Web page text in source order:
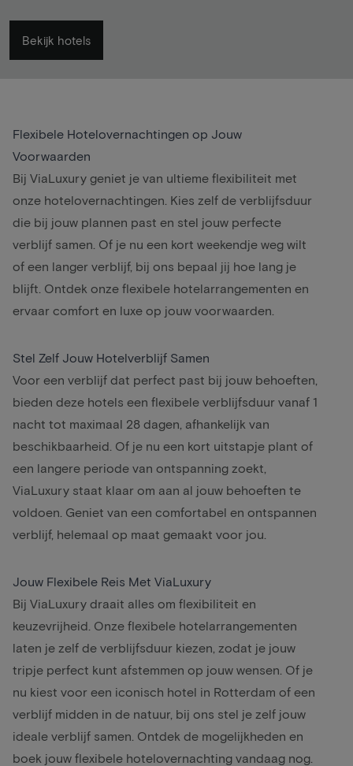
Bekijk hotels
Flexibele Hotelovernachtingen op Jouw
Voorwaarden
Bij ViaLuxury geniet je van ultieme flexibiliteit met
onze hotelovernachtingen. Kies zelf de verblijfsduur
die bij jouw plannen past en stel jouw perfecte
verblijf samen. Of je nu een kort weekendje weg wilt
of een langer verblijf, bij ons bepaal jij hoe lang je
blijft. Ontdek onze flexibele hotelarrangementen en
ervaar comfort en luxe op jouw voorwaarden.
Stel Zelf Jouw Hotelverblijf Samen
Voor een verblijf dat perfect past bij jouw behoeften,
bieden deze hotels een flexibele verblijfsduur vanaf 1
nacht tot maximaal 28 dagen, afhankelijk van
beschikbaarheid. Of je nu een kort uitstapje plant of
een langere periode van ontspanning zoekt,
ViaLuxury staat klaar om aan al jouw behoeften te
voldoen. Geniet van een comfortabel en ontspannen
verblijf, helemaal op maat gemaakt voor jou.
Jouw Flexibele Reis Met ViaLuxury
Bij ViaLuxury draait alles om flexibiliteit en
keuzevrijheid. Onze flexibele hotelarrangementen
laten je zelf de verblijfsduur kiezen, zodat je jouw
tripje perfect kunt afstemmen op jouw wensen. Of je
nu kiest voor een iconisch hotel in Rotterdam of een
verblijf midden in de natuur, bij ons stel je zelf jouw
ideale verblijf samen. Ontdek de mogelijkheden en
boek jouw flexibele hotelovernachting vandaag nog.